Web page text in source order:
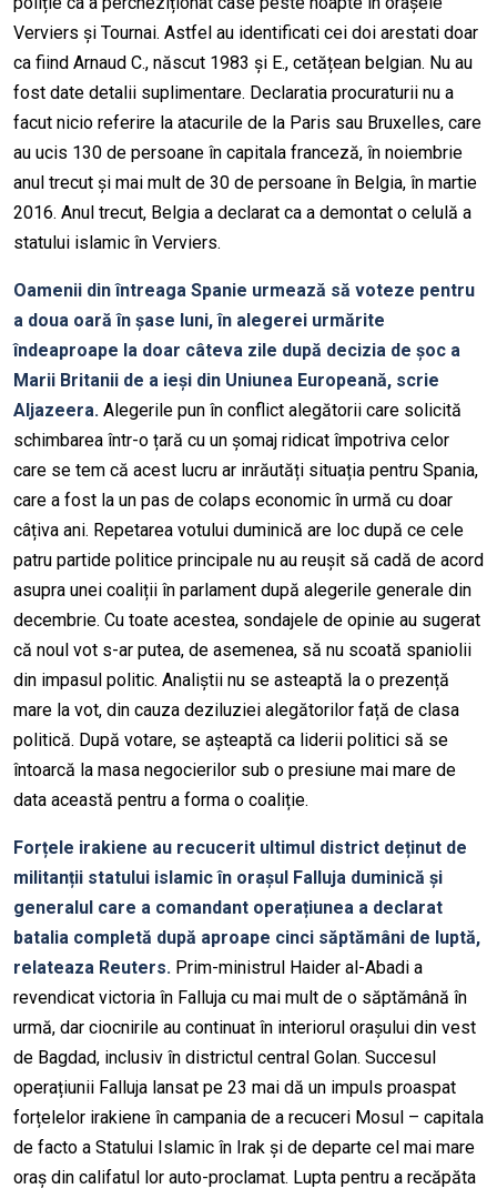
Verviers și Tournai. Astfel au identificati cei doi arestati doar
ca fiind Arnaud C., născut 1983 și E., cetățean belgian. Nu au
fost date detalii suplimentare. Declaratia procuraturii nu a
facut nicio referire la atacurile de la Paris sau Bruxelles, care
au ucis 130 de persoane în capitala franceză, în noiembrie
anul trecut și mai mult de 30 de persoane în Belgia, în martie
2016. Anul trecut, Belgia a declarat ca a demontat o celulă a
statului islamic în Verviers.
Oamenii din întreaga Spanie urmează să voteze pentru
a doua oară în șase luni, în alegerei urmărite
îndeaproape la doar câteva zile după decizia de șoc a
Marii Britanii de a ieși din Uniunea Europeană, scrie
Aljazeera. Alegerile pun în conflict alegătorii care solicită
schimbarea într-o țară cu un șomaj ridicat împotriva celor
care se tem că acest lucru ar inrăutăți situația pentru Spania,
care a fost la un pas de colaps economic în urmă cu doar
câțiva ani. Repetarea votului duminică are loc după ce cele
patru partide politice principale nu au reușit să cadă de acord
asupra unei coaliții în parlament după alegerile generale din
decembrie. Cu toate acestea, sondajele de opinie au sugerat
că noul vot s-ar putea, de asemenea, să nu scoată spaniolii
din impasul politic. Analiștii nu se asteaptă la o prezență
mare la vot, din cauza deziluziei alegătorilor față de clasa
politică. După votare, se așteaptă ca liderii politici să se
întoarcă la masa negocierilor sub o presiune mai mare de
data această pentru a forma o coaliție.
Forțele irakiene au recucerit ultimul district deținut de
militanții statului islamic în orașul Falluja duminică și
generalul care a comandant operațiunea a declarat
batalia completă după aproape cinci săptămâni de luptă,
relateaza Reuters. Prim-ministrul Haider al-Abadi a
revendicat victoria în Falluja cu mai mult de o săptămână în
urmă, dar ciocnirile au continuat în interiorul orașului din vest
de Bagdad, inclusiv în districtul central Golan. Succesul
operațiunii Falluja lansat pe 23 mai dă un impuls proaspat
forțelelor irakiene în campania de a recuceri Mosul – capitala
de facto a Statului Islamic în Irak și de departe cel mai mare
oraș din califatul lor auto-proclamat. Lupta pentru a recăpăta